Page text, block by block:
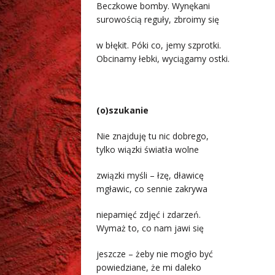
Beczkowe bomby. Wynękani
surowością reguły, zbroimy się
w błękit. Póki co, jemy szprotki.
Obcinamy łebki, wyciągamy ostki.
(o)szukanie
Nie znajduję tu nic dobrego,
tylko wiązki światła wolne
związki myśli – łzę, dławicę
mgławic, co sennie zakrywa
niepamięć zdjęć i zdarzeń.
Wymaż to, co nam jawi się
jeszcze – żeby nie mogło być
powiedziane, że mi daleko